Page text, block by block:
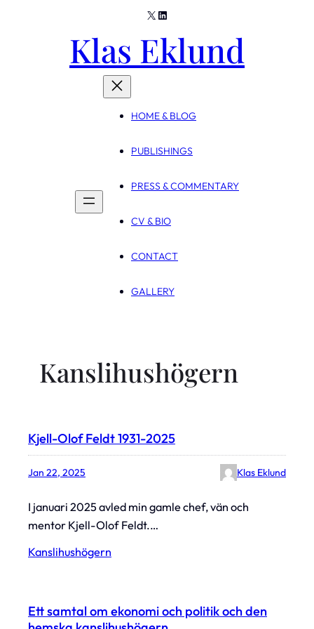
X LinkedIn
Klas Eklund
HOME & BLOG
PUBLISHINGS
PRESS & COMMENTARY
CV & BIO
CONTACT
GALLERY
Kanslihushögern
Kjell-Olof Feldt 1931-2025
Jan 22, 2025 Klas Eklund
I januari 2025 avled min gamle chef, vän och
mentor Kjell-Olof Feldt.…
Kanslihushögern
Ett samtal om ekonomi och politik och den